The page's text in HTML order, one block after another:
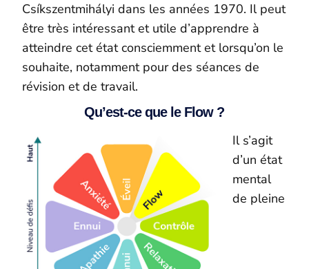
Csíkszentmihályi dans les années 1970. Il peut
être très intéressant et utile d’apprendre à
atteindre cet état consciemment et lorsqu’on le
souhaite, notamment pour des séances de
révision et de travail.
Qu’est-ce que le Flow ?
Il s’agit
d’un état
mental
de pleine